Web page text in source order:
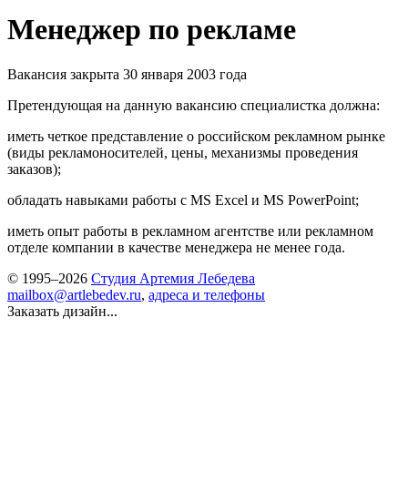
Менеджер по рекламе
Вакансия закрыта 30 января 2003 года
Претендующая на данную вакансию специалистка должна:
иметь четкое представление о российском рекламном рынке
(виды рекламоносителей, цены, механизмы проведения
заказов);
обладать навыками работы с MS Excel и MS PowerPoint;
иметь опыт работы в рекламном агентстве или рекламном
отделе компании в качестве менеджера не менее года.
© 1995–2026 Студия Артемия Лебедева
mailbox@artlebedev.ru, адреса и телефоны
Заказать дизайн...